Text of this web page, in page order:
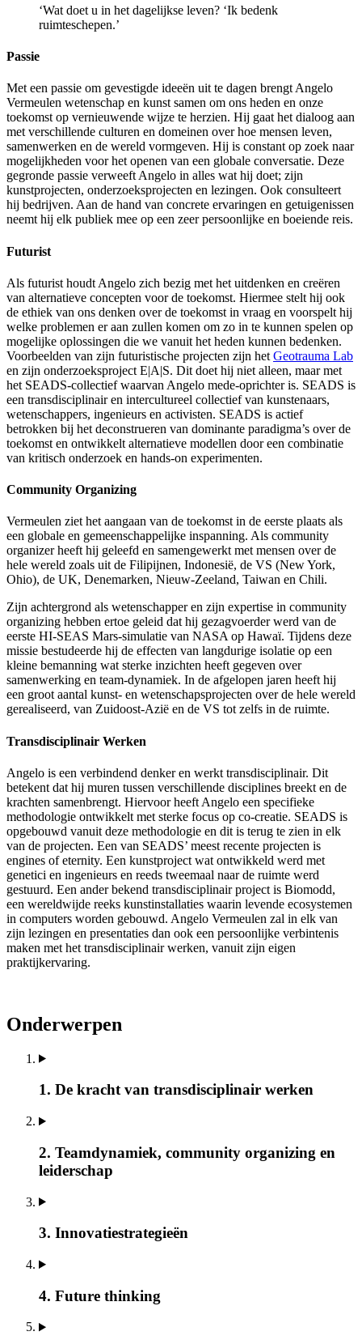
‘Wat doet u in het dagelijkse leven? ‘Ik bedenk
ruimteschepen.’
Passie
Met een passie om gevestigde ideeën uit te dagen brengt Angelo
Vermeulen wetenschap en kunst samen om ons heden en onze
toekomst op vernieuwende wijze te herzien. Hij gaat het dialoog aan
met verschillende culturen en domeinen over hoe mensen leven,
samenwerken en de wereld vormgeven. Hij is constant op zoek naar
mogelijkheden voor het openen van een globale conversatie. Deze
gegronde passie verweeft Angelo in alles wat hij doet; zijn
kunstprojecten, onderzoeksprojecten en lezingen. Ook consulteert
hij bedrijven. Aan de hand van concrete ervaringen en getuigenissen
neemt hij elk publiek mee op een zeer persoonlijke en boeiende reis.
Futurist
Als futurist houdt Angelo zich bezig met het uitdenken en creëren
van alternatieve concepten voor de toekomst. Hiermee stelt hij ook
de ethiek van ons denken over de toekomst in vraag en voorspelt hij
welke problemen er aan zullen komen om zo in te kunnen spelen op
mogelijke oplossingen die we vanuit het heden kunnen bedenken.
Voorbeelden van zijn futuristische projecten zijn het Geotrauma Lab
en zijn onderzoeksproject E|A|S. Dit doet hij niet alleen, maar met
het SEADS-collectief waarvan Angelo mede-oprichter is. SEADS is
een transdisciplinair en intercultureel collectief van kunstenaars,
wetenschappers, ingenieurs en activisten. SEADS is actief
betrokken bij het deconstrueren van dominante paradigma’s over de
toekomst en ontwikkelt alternatieve modellen door een combinatie
van kritisch onderzoek en hands-on experimenten.
Community Organizing
Vermeulen ziet het aangaan van de toekomst in de eerste plaats als
een globale en gemeenschappelijke inspanning. Als community
organizer heeft hij geleefd en samengewerkt met mensen over de
hele wereld zoals uit de Filipijnen, Indonesië, de VS (New York,
Ohio), de UK, Denemarken, Nieuw-Zeeland, Taiwan en Chili.
Zijn achtergrond als wetenschapper en zijn expertise in community
organizing hebben ertoe geleid dat hij gezagvoerder werd van de
eerste HI-SEAS Mars-simulatie van NASA op Hawaï. Tijdens deze
missie bestudeerde hij de effecten van langdurige isolatie op een
kleine bemanning wat sterke inzichten heeft gegeven over
samenwerking en team-dynamiek. In de afgelopen jaren heeft hij
een groot aantal kunst- en wetenschapsprojecten over de hele wereld
gerealiseerd, van Zuidoost-Azië en de VS tot zelfs in de ruimte.
Transdisciplinair Werken
Angelo is een verbindend denker en werkt transdisciplinair. Dit
betekent dat hij muren tussen verschillende disciplines breekt en de
krachten samenbrengt. Hiervoor heeft Angelo een specifieke
methodologie ontwikkelt met sterke focus op co-creatie. SEADS is
opgebouwd vanuit deze methodologie en dit is terug te zien in elk
van de projecten. Een van SEADS’ meest recente projecten is
engines of eternity. Een kunstproject wat ontwikkeld werd met
genetici en ingenieurs en reeds tweemaal naar de ruimte werd
gestuurd. Een ander bekend transdisciplinair project is Biomodd,
een wereldwijde reeks kunstinstallaties waarin levende ecosystemen
in computers worden gebouwd. Angelo Vermeulen zal in elk van
zijn lezingen en presentaties dan ook een persoonlijke verbintenis
maken met het transdisciplinair werken, vanuit zijn eigen
praktijkervaring.
Onderwerpen
1. De kracht van transdisciplinair werken
2. Teamdynamiek, community organizing en
leiderschap
3. Innovatiestrategieën
4. Future thinking